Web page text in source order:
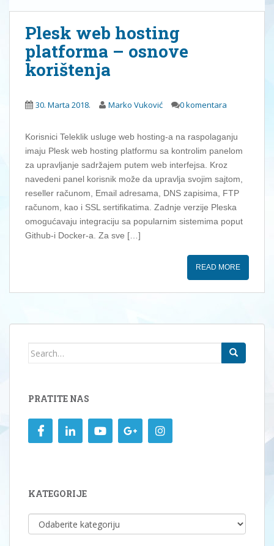
Plesk web hosting
platforma – osnove
korištenja
30. Marta 2018. Marko Vuković 0 komentara
Korisnici Teleklik usluge web hosting-a na raspolaganju
imaju Plesk web hosting platformu sa kontrolim panelom
za upravljanje sadržajem putem web interfejsa. Kroz
navedeni panel korisnik može da upravlja svojim sajtom,
reseller računom, Email adresama, DNS zapisima, FTP
računom, kao i SSL sertifikatima. Zadnje verzije Pleska
omogućavaju integraciju sa popularnim sistemima poput
Github-i Docker-a. Za sve […]
READ MORE
Search
PRATITE NAS
KATEGORIJE
KATEGORIJE